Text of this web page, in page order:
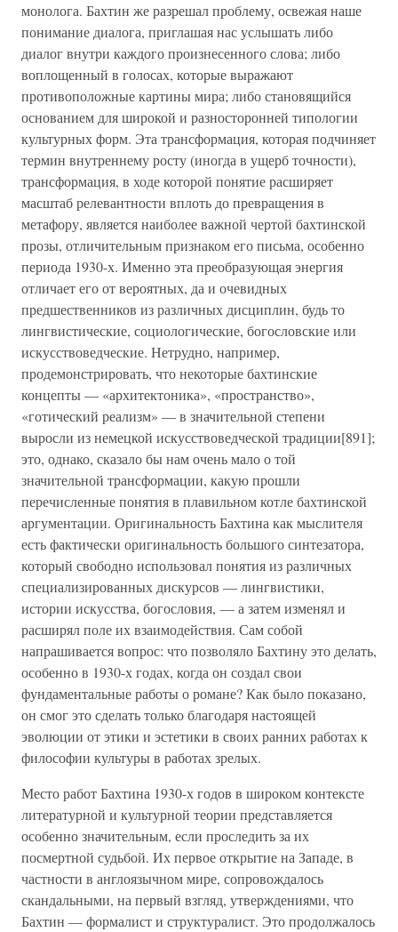
монолога. Бахтин же разрешал проблему, освежая наше
понимание диалога, приглашая нас услышать либо
диалог внутри каждого произнесенного слова; либо
воплощенный в голосах, которые выражают
противоположные картины мира; либо становящийся
основанием для широкой и разносторонней типологии
культурных форм. Эта трансформация, которая подчиняет
термин внутреннему росту (иногда в ущерб точности),
трансформация, в ходе которой понятие расширяет
масштаб релевантности вплоть до превращения в
метафору, является наиболее важной чертой бахтинской
прозы, отличительным признаком его письма, особенно
периода 1930-х. Именно эта преобразующая энергия
отличает его от вероятных, да и очевидных
предшественников из различных дисциплин, будь то
лингвистические, социологические, богословские или
искусствоведческие. Нетрудно, например,
продемонстрировать, что некоторые бахтинские
концепты — «архитектоника», «пространство»,
«готический реализм» — в значительной степени
выросли из немецкой искусствоведческой традиции[891];
это, однако, сказало бы нам очень мало о той
значительной трансформации, какую прошли
перечисленные понятия в плавильном котле бахтинской
аргументации. Оригинальность Бахтина как мыслителя
есть фактически оригинальность большого синтезатора,
который свободно использовал понятия из различных
специализированных дискурсов — лингвистики,
истории искусства, богословия, — а затем изменял и
расширял поле их взаимодействия. Сам собой
напрашивается вопрос: что позволяло Бахтину это делать,
особенно в 1930-х годах, когда он создал свои
фундаментальные работы о романе? Как было показано,
он смог это сделать только благодаря настоящей
эволюции от этики и эстетики в своих ранних работах к
философии культуры в работах зрелых.
Место работ Бахтина 1930-х годов в широком контексте
литературной и культурной теории представляется
особенно значительным, если проследить за их
посмертной судьбой. Их первое открытие на Западе, в
частности в англоязычном мире, сопровождалось
скандальными, на первый взгляд, утверждениями, что
Бахтин — формалист и структуралист. Это продолжалось